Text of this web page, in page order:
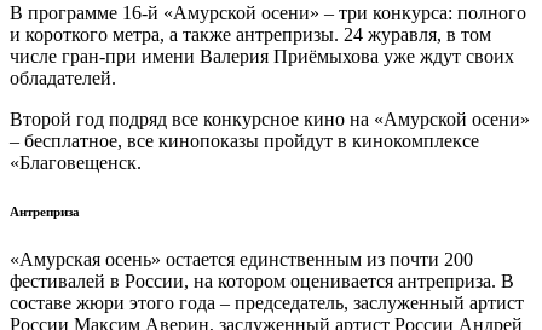
В программе 16-й «Амурской осени» – три конкурса: полного
и короткого метра, а также антрепризы. 24 журавля, в том
числе гран-при имени Валерия Приёмыхова уже ждут своих
обладателей.
Второй год подряд все конкурсное кино на «Амурской осени»
– бесплатное, все кинопоказы пройдут в кинокомплексе
«Благовещенск.
Антреприза
«Амурская осень» остается единственным из почти 200
фестивалей в России, на котором оценивается антреприза. В
составе жюри этого года – председатель, заслуженный артист
России Максим Аверин, заслуженный артист России Андрей